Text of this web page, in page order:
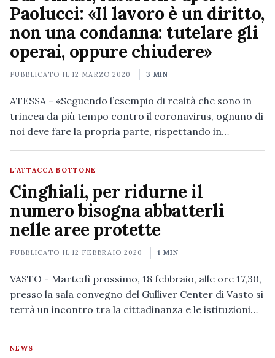
Paolucci: «Il lavoro è un diritto,
non una condanna: tutelare gli
operai, oppure chiudere»
PUBBLICATO IL12 MARZO 2020 3 MIN
ATESSA - «Seguendo l’esempio di realtà che sono in
trincea da più tempo contro il coronavirus, ognuno di
noi deve fare la propria parte, rispettando in…
L'ATTACCA BOTTONE
Cinghiali, per ridurne il
numero bisogna abbatterli
nelle aree protette
PUBBLICATO IL12 FEBBRAIO 2020 1 MIN
VASTO - Martedì prossimo, 18 febbraio, alle ore 17,30,
presso la sala convegno del Gulliver Center di Vasto si
terrà un incontro tra la cittadinanza e le istituzioni…
NEWS